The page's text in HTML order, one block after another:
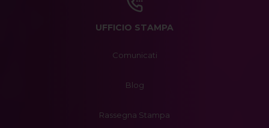
UFFICIO STAMPA
Comunicati
Blog
Rassegna Stampa